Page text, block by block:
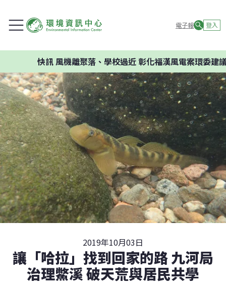
電子報 登入
風機離聚落、學校過近 彰化福漢風電案環委建議不應開發
2019年10月03日
讓「哈拉」找到回家的路 九河局
治理鱉溪 破天荒與居民共學